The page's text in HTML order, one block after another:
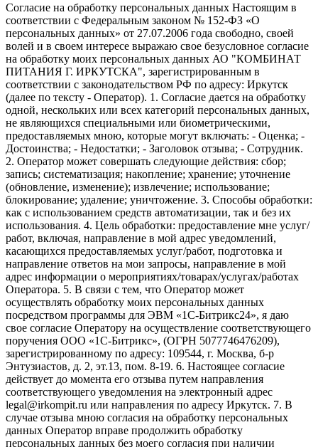
Согласие на обработку персональных данных Настоящим в
соответствии с Федеральным законом № 152-ФЗ «О
персональных данных» от 27.07.2006 года свободно, своей
волей и в своем интересе выражаю свое безусловное согласие
на обработку моих персональных данных АО "КОМБИНАТ
ПИТАНИЯ Г. ИРКУТСКА", зарегистрированным в
соответствии с законодательством РФ по адресу: Иркутск
(далее по тексту - Оператор). 1. Согласие дается на обработку
одной, нескольких или всех категорий персональных данных,
не являющихся специальными или биометрическими,
предоставляемых мною, которые могут включать: - Оценка; -
Достоинства; - Недостатки; - Заголовок отзыва; - Сотрудник.
2. Оператор может совершать следующие действия: сбор;
запись; систематизация; накопление; хранение; уточнение
(обновление, изменение); извлечение; использование;
блокирование; удаление; уничтожение. 3. Способы обработки:
как с использованием средств автоматизации, так и без их
использования. 4. Цель обработки: предоставление мне услуг/
работ, включая, направление в мой адрес уведомлений,
касающихся предоставляемых услуг/работ, подготовка и
направление ответов на мои запросы, направление в мой
адрес информации о мероприятиях/товарах/услугах/работах
Оператора. 5. В связи с тем, что Оператор может
осуществлять обработку моих персональных данных
посредством программы для ЭВМ «1С-Битрикс24», я даю
свое согласие Оператору на осуществление соответствующего
поручения ООО «1С-Битрикс», (ОГРН 5077746476209),
зарегистрированному по адресу: 109544, г. Москва, б-р
Энтузиастов, д. 2, эт.13, пом. 8-19. 6. Настоящее согласие
действует до момента его отзыва путем направления
соответствующего уведомления на электронный адрес
legal@irkompit.ru или направления по адресу Иркутск. 7. В
случае отзыва мною согласия на обработку персональных
данных Оператор вправе продолжить обработку
персональных данных без моего согласия при наличии